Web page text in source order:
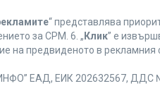
“ представлява
за CPM. 6. „ Клик” е
на предвиденото в
ЕАД, ЕИК 202632567, ДДС